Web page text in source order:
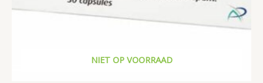
NIET OP VOORRAAD